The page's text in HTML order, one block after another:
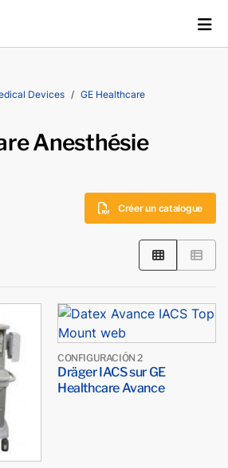
Devices
GE Healthcare
Anesthésie
Créer un catalogue
CONFIGURACIÓN 2
Dräger IACS sur GE
Healthcare Avance